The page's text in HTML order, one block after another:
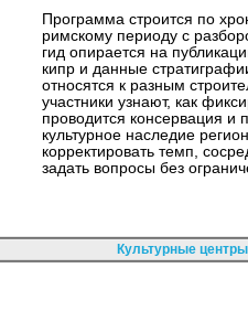
Программа строится по
римскому периоду с
гид опирается на
кипр и данные
относятся к разным
участники узнают, как
проводится консервация и
культурное наследие
корректировать темп,
задать вопросы без
Культурные